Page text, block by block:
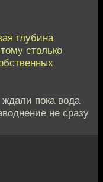
глубина
столько
пока вода
не сразу